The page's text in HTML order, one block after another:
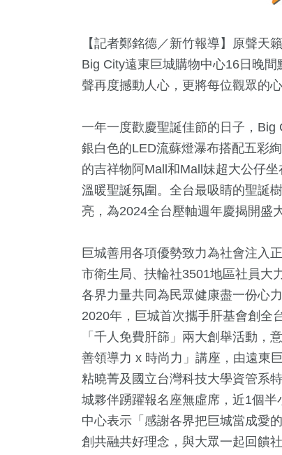
【記者鄭銘德／新竹報導】原聲天
Big City遠東巨城購物中心16日晚
聲再度撼動人心，更將每位觀眾的
一年一度歡慶聖誕佳節的日子，Big
銀白色的LED流蘇燈瀑布搭配五彩
的吉祥物阿Mall和Mall妹超大公仔
溫暖聖誕氛圍。全台最吸睛的聖誕
亮，為2024全台壓軸週年慶揭開盛
巨城善用各項優勢致力為社會注入
市衛生局、扶輪社3501地區社員大
各界力量共同為民眾健康盡一份心
2020年，巨城首次攜手肝基會創全
「千人免費肝篩」兩大創舉活動，
善領導力 x 時尚力」講座，由遠東
粘曉菁及國立台灣科技大學資管系
城夥伴踴躍報名座無虛席，近1個
中心表示「感謝各界把巨城當成愛
創共融共好理念，與大眾一起回饋
797+
社會
8+
2024總統大選
638+ 40+
兩岸
7+
海峽論壇專區
兩
流